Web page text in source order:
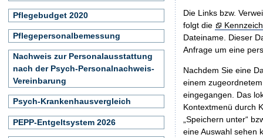
Die Links bzw.
folgt die
Dateiname. Dieser
Anfrage um eine
Nachdem Sie eine
einem
eingegangen. Das
Kontextmenü durch
„Speichern unter“
eine Auswahl sehen
Pflegebudget 2020
Pflegepersonalbemessung
Nachweis zur Personalausstattung
nach der Psych-Personalnachweis-
Vereinbarung
Psych-Krankenhausvergleich
PEPP-Entgeltsystem 2026